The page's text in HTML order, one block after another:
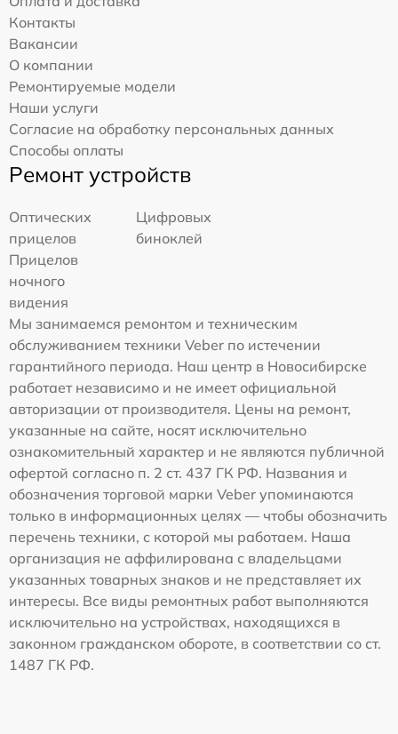
Контакты
Вакансии
О компании
Ремонтируемые модели
Наши услуги
Согласие на обработку персональных данных
Способы оплаты
Ремонт устройств
Оптических
прицелов
Цифровых
биноклей
Прицелов
ночного
видения
Мы занимаемся ремонтом и техническим
обслуживанием техники Veber по истечении
гарантийного периода. Наш центр в Новосибирске
работает независимо и не имеет официальной
авторизации от производителя. Цены на ремонт,
указанные на сайте, носят исключительно
ознакомительный характер и не являются публичной
офертой согласно п. 2 ст. 437 ГК РФ. Названия и
обозначения торговой марки Veber упоминаются
только в информационных целях — чтобы обозначить
перечень техники, с которой мы работаем. Наша
организация не аффилирована с владельцами
указанных товарных знаков и не представляет их
интересы. Все виды ремонтных работ выполняются
исключительно на устройствах, находящихся в
законном гражданском обороте, в соответствии со ст.
1487 ГК РФ.